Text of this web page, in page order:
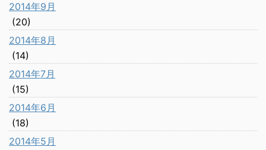
2014年9月
(20)
2014年8月
(14)
2014年7月
(15)
2014年6月
(18)
2014年5月